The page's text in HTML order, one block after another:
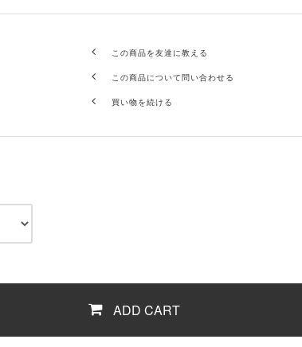
この商品を友達に教える
この商品について問い合わせる
買い物を続ける
ADD CART